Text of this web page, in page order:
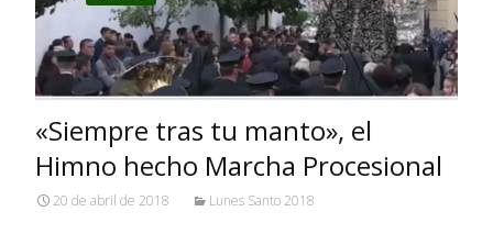
«Siempre tras tu manto», el
Himno hecho Marcha Procesional
20 de abril de 2018 Lunes Santo 2018